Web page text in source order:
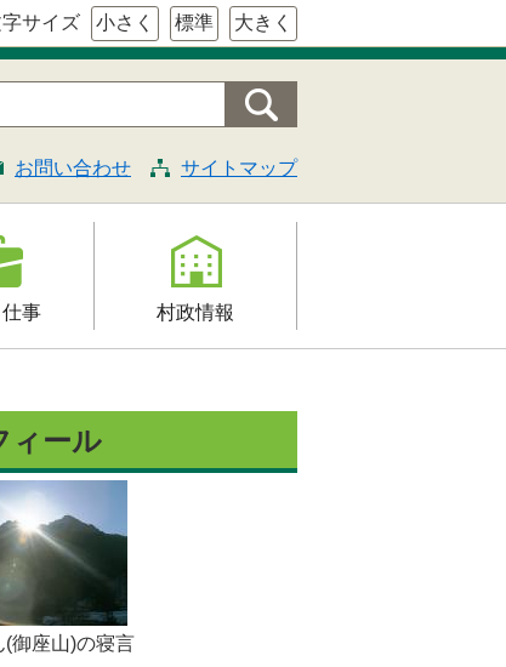
サイズ 小さく 標準 大きく
お問い合わせ サイトマップ
事
法令・規
村政情報
組織案内
村長の部屋
統計・人口
ィール
(御座山)の寝言